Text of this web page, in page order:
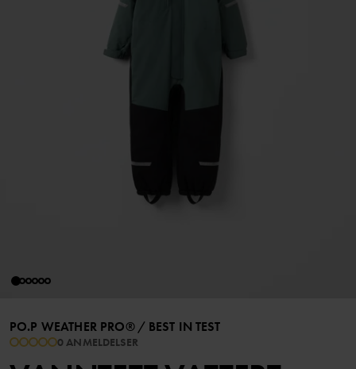
PO.P WEATHER PRO® / BEST IN TEST
0 ANMELDELSER